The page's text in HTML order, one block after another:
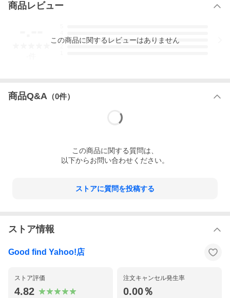
商品レビュー
3
この商品に関するレビューはありません
商品Q&A （0件）
この商品に関する質問は、
以下からお問い合わせください。
ストアに質問を投稿する
ストア情報
Good find Yahoo!店
ストア評価
4.82
注文キャンセル発生率
0.00％